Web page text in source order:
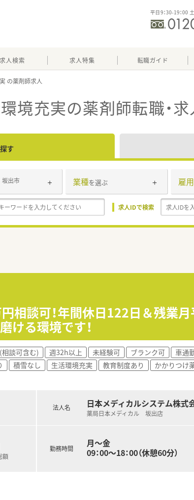
平日9：30-19：00
求人検索 求人特集 転職ガイド
境充実の薬剤師転職・
す
坂出市 業種を選ぶ 雇
求人IDで検索
円相談可！年間休日122日＆残業
ける環境です！
談可含む) 週32h以上 未経験可 ブランク可 車通
積雪なし 生活環境充実 教育制度あり かかりつけ
額
法人名 日本メディカルシステム株式
薬局日本メディカル 坂出店
勤務時間
月～金
09：00～18：00（休憩60分）